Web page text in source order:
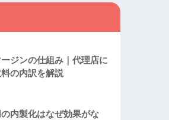
ジンの仕組み｜代理店に
の内訳を解説
内製化はなぜ効果がな